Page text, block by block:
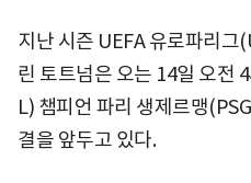
지난 시즌 UEFA 유로파리그
린 토트넘은 오는 14일 오전
L) 챔피언 파리 생제르맹
결을 앞두고 있다.